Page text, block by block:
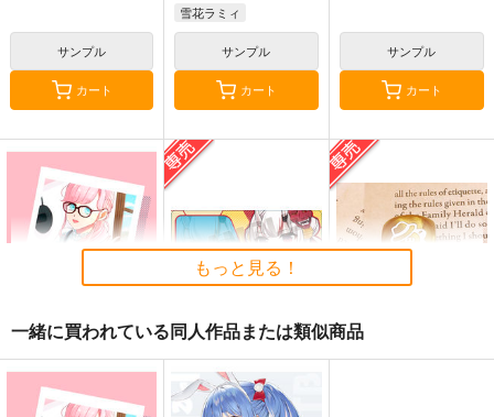
サンプル
カート
雪花ラミィ
サンプル
カート
サンプル
カート
うたママcollection
もちはもちや
ホロライブ・ICステッ
カー（百鬼あやめ2）
もっと見る！
一緒に買われている同人作品または類似商品